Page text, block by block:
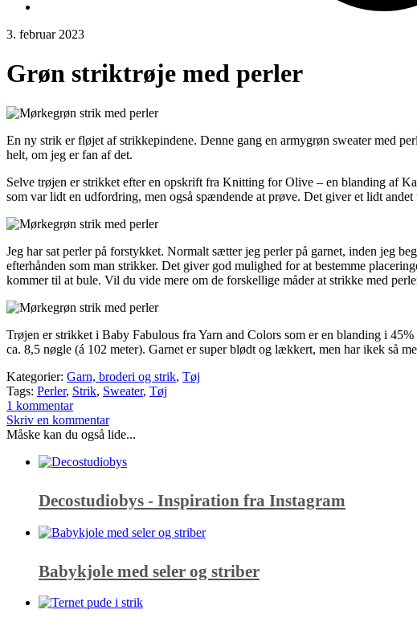
3. februar 2023
Grøn striktrøje med perler
En ny strik er fløjet af strikkepindene. Denne gang en armygrøn sweater med
helt, om jeg er fan af det.
Selve trøjen er strikket efter en opskrift fra Knitting for Olive – en blanding af
som var lidt en udfordring, men også spændende at prøve. Det giver et lidt
Jeg har sat perler på forstykket. Normalt sætter jeg perler på garnet, inden jeg
efterhånden som man strikker. Det giver god mulighed for at bestemme
kommer til at bule. Vil du vide mere om de forskellige måder at strikke med
Trøjen er strikket i Baby Fabulous fra Yarn and Colors som er en blanding i
ca. 8,5 nøgle (á 102 meter). Garnet er super blødt og lækkert, men har ikek så
Kategorier: Garn, broderi og strik, Tøj
Tags: Perler, Strik, Sweater, Tøj
1 kommentar
Skriv en kommentar
Måske kan du også lide...
Decostudiobys - Inspiration fra Instagram
Babykjole med seler og striber